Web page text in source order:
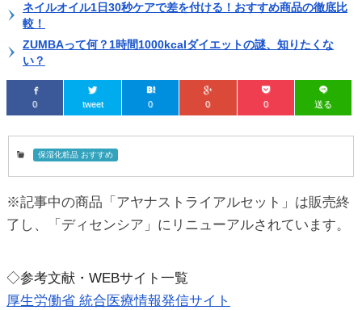
ネイルオイル1日30秒ケアで差を付ける！おすすめ商品の徹底比
較！
ZUMBAって何？1時間1000kcalダイエットの謎、知りたくな
い？
0 tweet 0 0 0 送る
保湿化粧品 おすすめ
※記事中の商品「アヤナストライアルセット」は販売終
了し、「ディセンシア」にリニューアルされています。
◇参考文献・WEBサイト一覧
厚生労働省 統合医療情報発信サイト